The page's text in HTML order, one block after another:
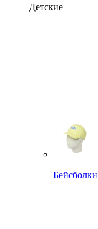
Детские
Бейсболки